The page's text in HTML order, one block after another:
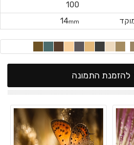
100
14mm
להזמנת התמונה